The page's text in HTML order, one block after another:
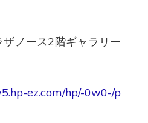
ノース2階ギャラリー
ez.com/hp/-0w0-/p